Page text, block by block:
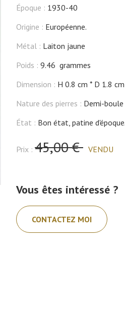
Époque : 1930-40
Origine : Européenne.
Métal : Laiton jaune
Poids : 9.46 grammes
Dimension : H 0.8 cm
D 1.8 cm
Nature des pierres : Demi-boule
État : Bon état, patine d'époque.
Prix : 45,00 € VENDU
Vous êtes intéressé ?
CONTACTEZ MOI